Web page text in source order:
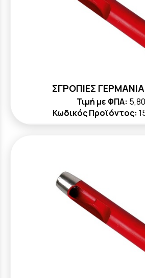
ΣΓΡΟΠΙΕΣ
Τιμή με ΦΠΑ:
Κωδικός Προϊόντος: